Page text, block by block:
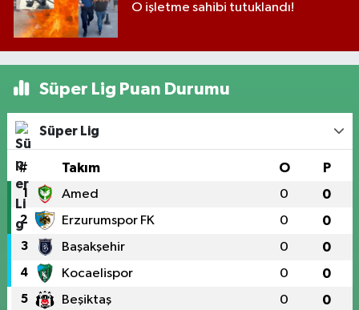
O işletme sahibi tutuklandı!
Süper Lig Puan Durumu
Süper Lig
# Takım O P
1 Amed 0 0
2 Erzurumspor FK 0 0
3 Başakşehir 0 0
4 Kocaelispor 0 0
5 Beşiktaş 0 0